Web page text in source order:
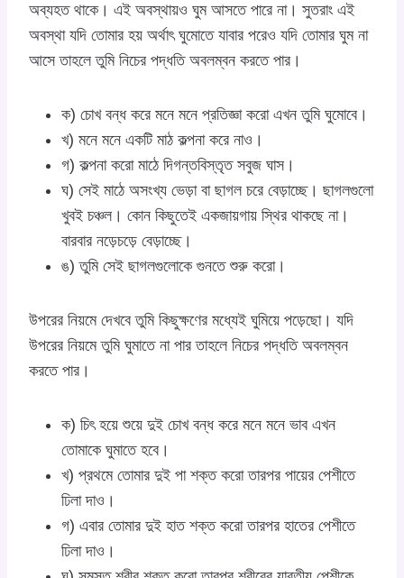
অব্যহত থাকে। এই অবস্থায়ও ঘুম আসতে পারে না। সুতরাং এই
অবস্থা যদি তোমার হয় অর্থাৎ ঘুমোতে যাবার পরেও যদি তোমার ঘুম না
আসে তাহলে তুমি নিচের পদ্ধতি অবলম্বন করতে পার।
ক) চোখ বন্ধ করে মনে মনে প্রতিজ্ঞা করো এখন তুমি ঘুমোবে।
খ) মনে মনে একটি মাঠ কল্পনা করে নাও।
গ) কল্পনা করো মাঠে দিগন্তবিস্তৃত সবুজ ঘাস।
ঘ) সেই মাঠে অসংখ্য ভেড়া বা ছাগল চরে বেড়াচ্ছে। ছাগলগুলো
খুবই চঞ্চল। কোন কিছুতেই একজায়গায় স্থির থাকছে না।
বারবার নড়েচড়ে বেড়াচ্ছে।
ঙ) তুমি সেই ছাগলগুলোকে গুনতে শুরু করো।
উপরের নিয়মে দেখবে তুমি কিছুক্ষণের মধ্যেই ঘুমিয়ে পড়েছো। যদি
উপরের নিয়মে তুমি ঘুমাতে না পার তাহলে নিচের পদ্ধতি অবলম্বন
করতে পার।
ক) চিৎ হয়ে শুয়ে দুই চোখ বন্ধ করে মনে মনে ভাব এখন
তোমাকে ঘুমাতে হবে।
খ) প্রথমে তোমার দুই পা শক্ত করো তারপর পায়ের পেশীতে
ঢিলা দাও।
গ) এবার তোমার দুই হাত শক্ত করো তারপর হাতের পেশীতে
ঢিলা দাও।